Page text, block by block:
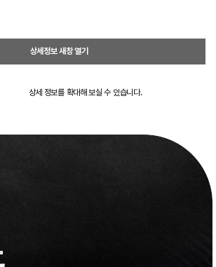
상세정보 새창 열기
상세 정보를 확대해 보실 수 있습니다.